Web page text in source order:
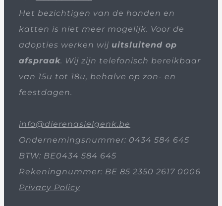
Het bezichtigen van de honden en
katten is niet meer mogelijk. Voor de
adopties werken wij uitsluitend op
afspraak. Wij zijn telefonisch bereikbaar
van 15u tot 18u, behalve op zon- en
feestdagen.
info@dierenasielgenk.be
Ondernemingsnummer: 0434 584 645
BTW: BE0434 584 645
Rekeningnummer: BE 85 2350 2617 0006
Privacy Policy